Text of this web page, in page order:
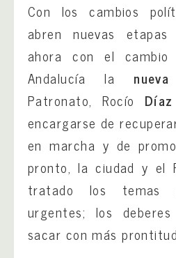
Con los cambios
abren nuevas
ahora con el
Andalucía la
Patronato, Rocío Díaz
encargarse de
en marcha y de
pronto, la ciudad y el
tratado los temas
urgentes; los
sacar con más